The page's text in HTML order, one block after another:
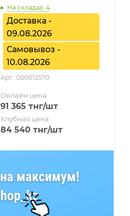
На складах: 4
Доставка -
09.08.2026
Самовывоз -
10.08.2026
Арт.: 000013570
Онлайн цена
91 365 тнг/шт
Клубная цена
84 540тнг/шт